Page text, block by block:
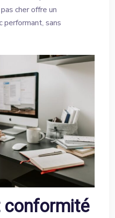
cher offre un
performant, sans
conformité